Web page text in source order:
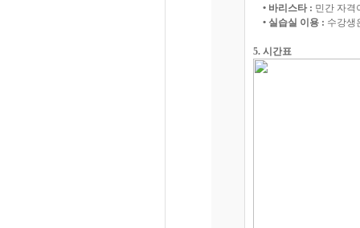
• 바리스타 : 민간 자격
• 실습실 이용 : 수강생
5. 시간표